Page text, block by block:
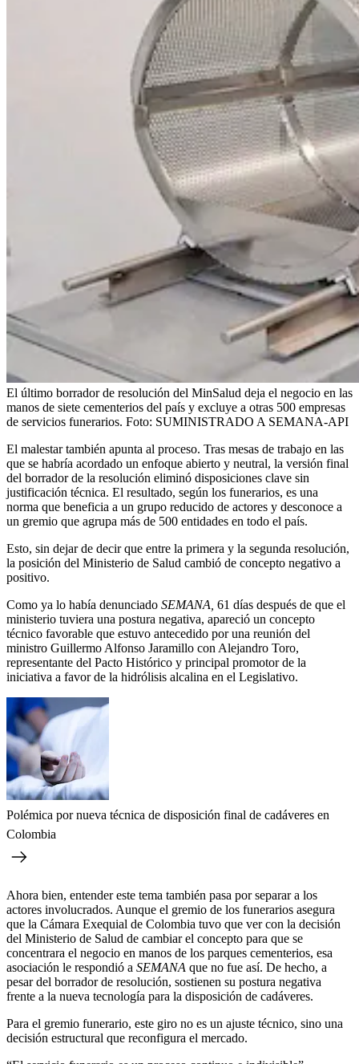
El último borrador de resolución del MinSalud deja el negocio en las
manos de siete cementerios del país y excluye a otras 500 empresas
de servicios funerarios. Foto: SUMINISTRADO A SEMANA-API
El malestar también apunta al proceso. Tras mesas de trabajo en las
que se habría acordado un enfoque abierto y neutral, la versión final
del borrador de la resolución eliminó disposiciones clave sin
justificación técnica. El resultado, según los funerarios, es una
norma que beneficia a un grupo reducido de actores y desconoce a
un gremio que agrupa más de 500 entidades en todo el país.
Esto, sin dejar de decir que entre la primera y la segunda resolución,
la posición del Ministerio de Salud cambió de concepto negativo a
positivo.
Como ya lo había denunciado SEMANA, 61 días después de que el
ministerio tuviera una postura negativa, apareció un concepto
técnico favorable que estuvo antecedido por una reunión del
ministro Guillermo Alfonso Jaramillo con Alejandro Toro,
representante del Pacto Histórico y principal promotor de la
iniciativa a favor de la hidrólisis alcalina en el Legislativo.
Polémica por nueva técnica de disposición final de cadáveres en
Colombia
Ahora bien, entender este tema también pasa por separar a los
actores involucrados. Aunque el gremio de los funerarios asegura
que la Cámara Exequial de Colombia tuvo que ver con la decisión
del Ministerio de Salud de cambiar el concepto para que se
concentrara el negocio en manos de los parques cementerios, esa
asociación le respondió a SEMANA que no fue así. De hecho, a
pesar del borrador de resolución, sostienen su postura negativa
frente a la nueva tecnología para la disposición de cadáveres.
Para el gremio funerario, este giro no es un ajuste técnico, sino una
decisión estructural que reconfigura el mercado.